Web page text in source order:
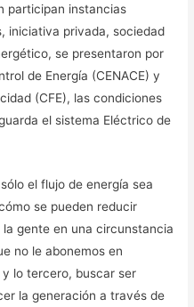
participan instancias
iniciativa privada, sociedad
se presentaron por
de Energía (CENACE) y
(CFE), las condiciones
el sistema Eléctrico de
el flujo de energía sea
se pueden reducir
gente en una circunstancia
no le abonemos en
lo tercero, buscar ser
la generación a través de